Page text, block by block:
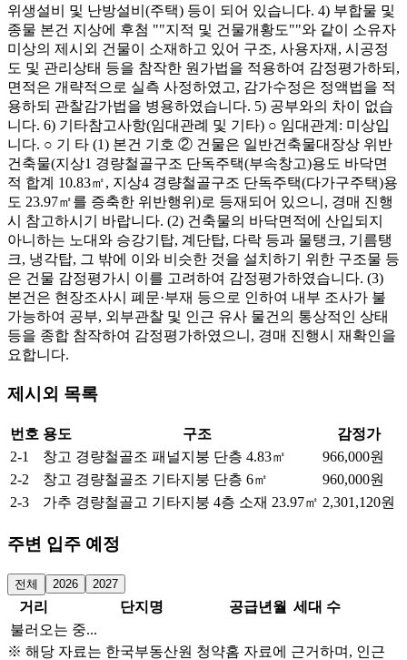
위생설비 및 난방설비(주택) 등이 되어 있습니다. 4) 부합물 및
종물 본건 지상에 후첨 ""지적 및 건물개황도""와 같이 소유자
미상의 제시외 건물이 소재하고 있어 구조, 사용자재, 시공정
도 및 관리상태 등을 참작한 원가법을 적용하여 감정평가하되,
면적은 개략적으로 실측 사정하였고, 감가수정은 정액법을 적
용하되 관찰감가법을 병용하였습니다. 5) 공부와의 차이 없습
니다. 6) 기타참고사항(임대관례 및 기타) ○ 임대관계: 미상입
니다. ○ 기 타 (1) 본건 기호 ② 건물은 일반건축물대장상 위반
건축물(지상1 경량철골구조 단독주택(부속창고)용도 바닥면
적 합계 10.83㎡, 지상4 경량철골구조 단독주택(다가구주택)용
도 23.97㎡를 증축한 위반행위)로 등재되어 있으니, 경매 진행
시 참고하시기 바랍니다. (2) 건축물의 바닥면적에 산입되지
아니하는 노대와 승강기탑, 계단탑, 다락 등과 물탱크, 기름탱
크, 냉각탑, 그 밖에 이와 비슷한 것을 설치하기 위한 구조물 등
은 건물 감정평가시 이를 고려하여 감정평가하였습니다. (3)
본건은 현장조사시 폐문·부재 등으로 인하여 내부 조사가 불
가능하여 공부, 외부관찰 및 인근 유사 물건의 통상적인 상태
등을 종합 참작하여 감정평가하였으니, 경매 진행시 재확인을
요합니다.
제시외 목록
번호 용도 구조
감정가
2-1
창고 경량철골조 패널지붕 단층 4.83㎡
966,000원
2-2
창고 경량철골조 기타지붕 단층 6㎡
960,000원
2-3
가추 경량철골고 기타지붕 4층 소재 23.97㎡ 2,301,120원
주변 입주 예정
전체 2026 2027
거리 단지명 공급년월 세대 수
불러오는 중...
※ 해당 자료는 한국부동산원 청약홈 자료에 근거하며, 인근